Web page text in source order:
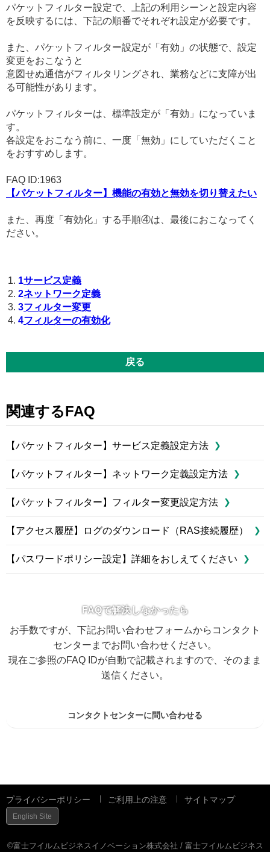
パケットフィルター設定で、上記の利用シーンと設定内容
を反映するには、下記の順番でそれぞれ設定が必要です。
また、パケットフィルター設定が「有効」の状態で、設定
変更をおこなうと
意図せぬ通信がフィルタリングされ、業務などに支障が出
る可能性があります。
パケットフィルターは、標準設定が「有効」になっていま
す。
各設定をおこなう前に、一度「無効」にしていただくこと
をおすすめします。
FAQ ID:1963
【パケットフィルター】機能の有効と無効を切り替えたい
また、再度「有効化」する手順④は、最後におこなってく
ださい。
1サービス定義
2ネットワーク定義
3フィルター変更
4フィルターの有効化
戻る
関連するFAQ
【パケットフィルター】サービス定義設定方法
【パケットフィルター】ネットワーク定義設定方法
【パケットフィルター】フィルター変更設定方法
【アクセス履歴】ログのダウンロード（RAS接続履歴）
【パスワードポリシー設定】詳細をおしえてください
FAQで解決しなかったら
お手数ですが、下記お問い合わせフォームからコンタクト
センターまでお問い合わせください。
現在ご参照のFAQ IDが自動で記載されますので、そのまま
送信ください。
コンタクトセンターに問い合わせる
プライバシーポリシー ご利用上の注意 サイトマップ
English Site
©富士フイルムビジネスイノベーション株式会社 / 富士フイルムビジネス